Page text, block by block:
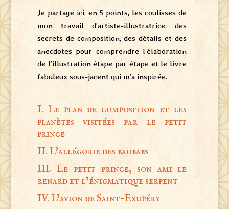
Je partage ici, en 5 points, les coulisses de
mon travail d’artiste-illustratrice, des
secrets de composition, des détails et des
anecdotes pour comprendre l’élaboration
de l’illustration étape par étape et le livre
fabuleux sous-jacent qui m’a inspirée.
I. Le plan de composition et les
planètes visitées par le petit
prince
II. L’allégorie des baobabs
III. Le petit prince, son ami le
renard et l’énigmatique serpent
IV. L’avion de Saint-Exupéry